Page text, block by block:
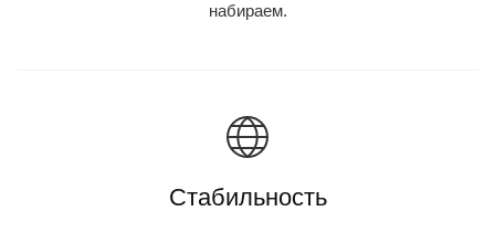
набираем.
Стабильность